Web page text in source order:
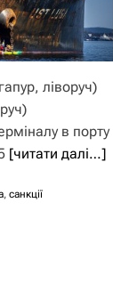
ліворуч)
в порту
[читати далі…]
,санкції